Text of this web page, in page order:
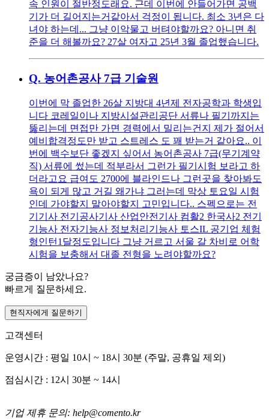
속 인원이 절반정도래요. 근데 이번에 안들어가면 공백
기가 더 길어지는거같아서 걱정이 됩니다. 최소 3년은 다
녀야 하는데... 그냥 이악물고 버텨야할까요? 아니면 취
준을 더 해볼까요? 27살 여자고 25년 3월 졸업했습니다.
Q. 농어촌공사 7급 기술원
이번에 막 졸업한 26살 지방대 4년제 전자공학과 학생입
니다 코레일이나 지방시설관리공단 서류나 필기까지는
뚫리는데 면접만 가면 경력에서 밀리는건지 제가 절어서
예비합격정도만 받고 스트레스 도 꽤 받는거 같아요.. 이
번에 백수보단 좋겠지 싶어서 농어촌공사 7급(무기계약
직) 서류에 썼는데 적부라서 그런가 필기시험 보라고 하
더라고요 급여도 2700에 블라인드나 그런곳을 찾아봐도
욕이 되게 많고 거길 왜가냐 그러는데 막상 토요일 시험
인데 가야할지 말아야할지 고민입니다.. 스펙으로는 전
기기사 전기공사기사 산업안전기사 컴활2 한국사2 전기
기능사 전자기능사 정보처리기능사 토스IL 공기업 체험
형인턴1달정도입니다 그냥 거르고 서울 갈 차비로 어학
시험을 보충해서 대졸 전형을 노려야할까요?
궁금증이 남았나요?
빠르게 질문하세요.
현직자에게 질문하기
고객센터
운영시간 : 평일 10시 ~ 18시 30분 (주말, 공휴일 제외)
점심시간 : 12시 30분 ~ 14시
기업 제휴 문의: help@comento.kr